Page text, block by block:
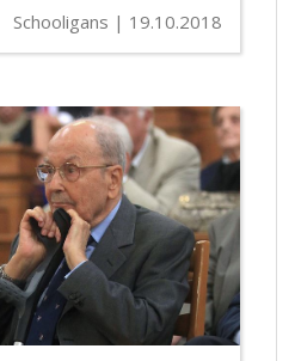
Schooligans
19.10.2018